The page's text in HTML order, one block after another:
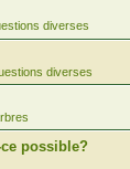
diverses
diverses
possible?